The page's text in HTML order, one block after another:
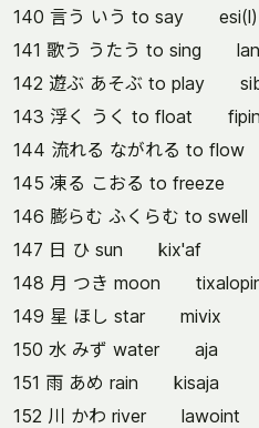
140 言う いう to say esi(l)
141 歌う うたう to sing
142 遊ぶ あそぶ to play
143 浮く うく to float
144 流れる ながれる to
145 凍る こおる to freeze
146 膨らむ ふくらむ to
147 日 ひ sun kix'af
148 月 つき moon
149 星 ほし star mivix
150 水 みず water aja
151 雨 あめ rain kisaja
152 川 かわ river lawoint